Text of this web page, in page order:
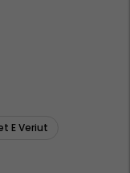
E Veriut